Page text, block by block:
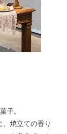
子。
焼立ての香り